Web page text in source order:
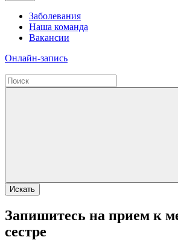
Заболевания
Наша команда
Вакансии
Онлайн-запись
Искать
Запишитесь на прием к
сестре